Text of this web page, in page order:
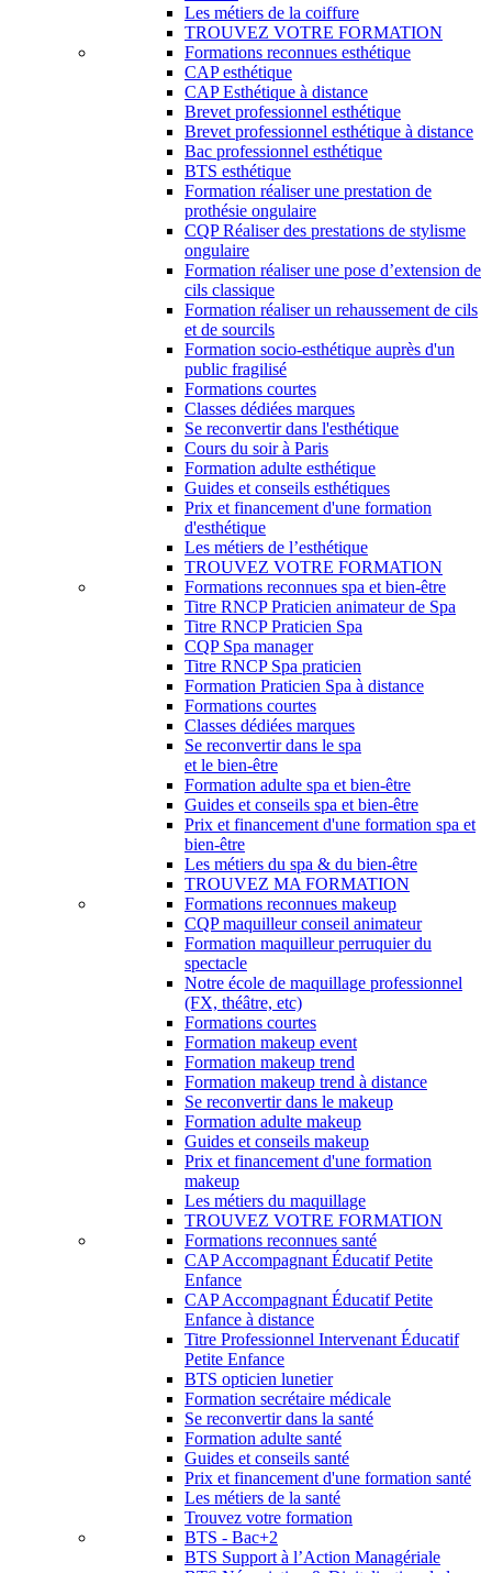
Les métiers de la coiffure
TROUVEZ VOTRE FORMATION
Formations reconnues esthétique
CAP esthétique
CAP Esthétique à distance
Brevet professionnel esthétique
Brevet professionnel esthétique à distance
Bac professionnel esthétique
BTS esthétique
Formation réaliser une prestation de
prothésie ongulaire
CQP Réaliser des prestations de stylisme
ongulaire
Formation réaliser une pose d’extension de
cils classique
Formation réaliser un rehaussement de cils
et de sourcils
Formation socio-esthétique auprès d'un
public fragilisé
Formations courtes
Classes dédiées marques
Se reconvertir dans l'esthétique
Cours du soir à Paris
Formation adulte esthétique
Guides et conseils esthétiques
Prix et financement d'une formation
d'esthétique
Les métiers de l’esthétique
TROUVEZ VOTRE FORMATION
Formations reconnues spa et bien-être
Titre RNCP Praticien animateur de Spa
Titre RNCP Praticien Spa
CQP Spa manager
Titre RNCP Spa praticien
Formation Praticien Spa à distance
Formations courtes
Classes dédiées marques
Se reconvertir dans le spa
et le bien-être
Formation adulte spa et bien-être
Guides et conseils spa et bien-être
Prix et financement d'une formation spa et
bien-être
Les métiers du spa & du bien-être
TROUVEZ MA FORMATION
Formations reconnues makeup
CQP maquilleur conseil animateur
Formation maquilleur perruquier du
spectacle
Notre école de maquillage professionnel
(FX, théâtre, etc)
Formations courtes
Formation makeup event
Formation makeup trend
Formation makeup trend à distance
Se reconvertir dans le makeup
Formation adulte makeup
Guides et conseils makeup
Prix et financement d'une formation
makeup
Les métiers du maquillage
TROUVEZ VOTRE FORMATION
Formations reconnues santé
CAP Accompagnant Éducatif Petite
Enfance
CAP Accompagnant Éducatif Petite
Enfance à distance
Titre Professionnel Intervenant Éducatif
Petite Enfance
BTS opticien lunetier
Formation secrétaire médicale
Se reconvertir dans la santé
Formation adulte santé
Guides et conseils santé
Prix et financement d'une formation santé
Les métiers de la santé
Trouvez votre formation
BTS - Bac+2
BTS Support à l’Action Managériale